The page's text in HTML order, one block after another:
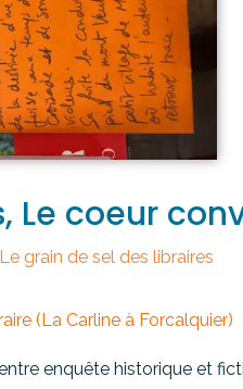
Le coeur
Le grain de sel des libraires
(La Carline à Forcalquier)
enquête historique et